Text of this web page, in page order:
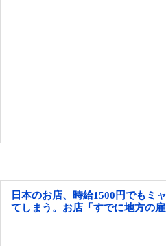
日本のお店、時給1500円でもミ
てしまう。お店「すでに地方の雇